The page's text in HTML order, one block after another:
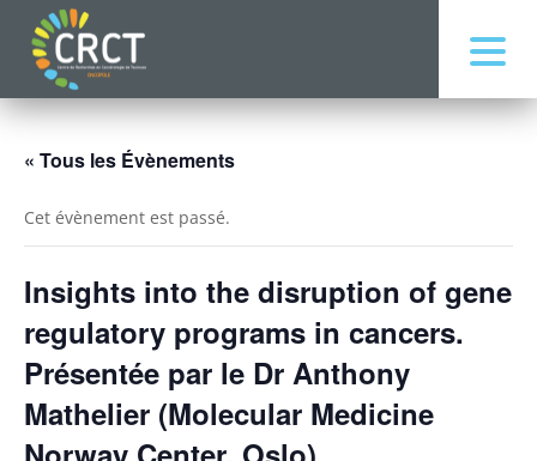
« Tous les Évènements
Cet évènement est passé.
Insights into the disruption of gene
regulatory programs in cancers.
Présentée par le Dr Anthony
Mathelier (Molecular Medicine